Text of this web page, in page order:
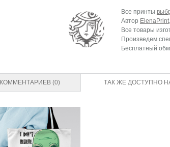
Все принты
Автор ElenaPrint
Все товары
Произведем
Бесплатный
КОММЕНТАРИЕВ (0) ТАК ЖЕ ДОСТУПНО